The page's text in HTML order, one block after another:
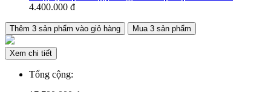
4.400.000 đ
Thêm 3 sản phẩm vào giỏ hàng Mua 3 sản phẩm
Xem chi tiết
Tổng cộng: